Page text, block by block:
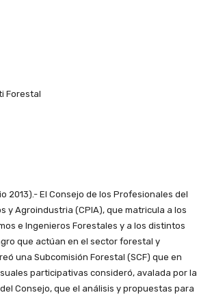
Forestal
2013).- El Consejo de los Profesionales del
y Agroindustria (CPIA), que matricula a los
e Ingenieros Forestales y a los distintos
que actúan en el sector forestal y
una Subcomisión Forestal (SCF) que en
participativas consideró, avalada por la
Consejo, que el análisis y propuestas para